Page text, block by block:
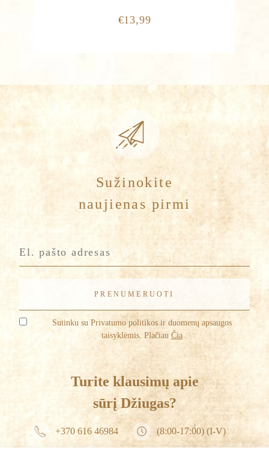
€13,99
Sužinokite
naujienas pirmi
Sutinku su Privatumo politikos ir duomenų apsaugos
taisyklėmis. Plačiau Čia
Turite klausimų apie
sūrį Džiugas?
+370 616 46984 (8:00-17:00) (I-V)